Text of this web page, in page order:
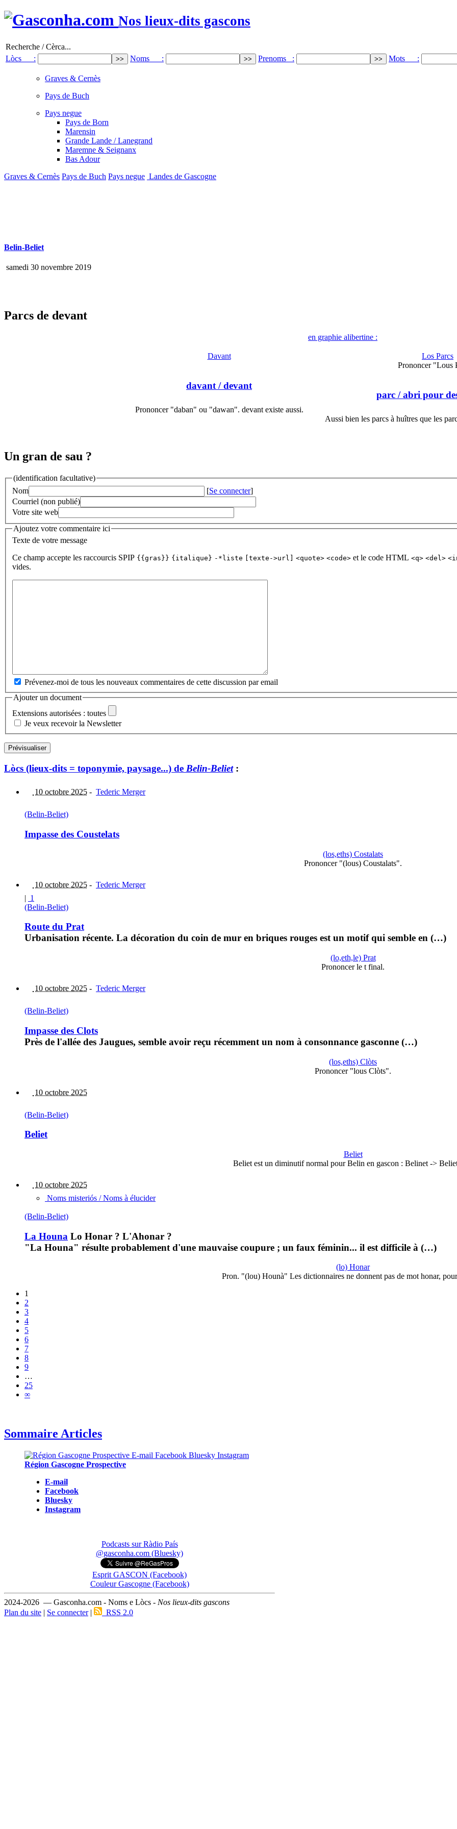
Nos lieux-dits gascons
Recherche / Cèrca...
Lòcs :
Noms : Prenoms : Mots :
Graves & Cernès
Pays de Buch
Pays negue
Pays de Born
Marensin
Grande Lande / Lanegrand
Maremne & Seignanx
Bas Adour
Graves & Cernès Pays de Buch Pays negue Landes de Gascogne
Belin-Beliet
samedi 30 novembre 2019
Parcs de devant
en graphie alibertine :
Davant
davant / devant
Prononcer "daban" ou "dawan". devant existe aussi.
Los Parcs
Prononcer "Lous
parc / abri pour
Aussi bien les parcs à huîtres que les
Un gran de sau ?
(identification facultative)
Nom
[Se connecter]
Courriel (non publié)
Votre site web
Ajoutez votre commentaire ici
Texte de votre message
Ce champ accepte les raccourcis SPIP {{gras}} {italique} -*liste [texte->url] <quote> <code> et le code HTML <q> <del>
vides.
Prévenez-moi de tous les nouveaux commentaires de cette discussion par email
Ajouter un document
Extensions autorisées : toutes
Je veux recevoir la Newsletter
Lòcs (lieux-dits = toponymie, paysage...) de Belin-Beliet:
10 octobre 2025 - Tederic Merger
(Belin-Beliet)
Impasse des Coustelats
(los,eths) Costalats
Prononcer "(lous) Coustalats".
10 octobre 2025 - Tederic Merger
| 1
(Belin-Beliet)
Route du Prat
Urbanisation récente. La décoration du coin de mur en briques rouges est un motif qui semble en (…)
(lo,eth,le) Prat
Prononcer le t final.
10 octobre 2025 - Tederic Merger
(Belin-Beliet)
Impasse des Clots
Près de l'allée des Jaugues, semble avoir reçu récemment un nom à consonnance gasconne (…)
(los,eths) Clòts
Prononcer "lous Clòts".
10 octobre 2025
(Belin-Beliet)
Beliet
Beliet
Beliet est un diminutif normal pour Belin en gascon : Belinet ->
10 octobre 2025
Noms misteriós / Noms à élucider
(Belin-Beliet)
La Houna Lo Honar ? L'Ahonar ?
"La Houna" résulte probablement d'une mauvaise coupure ; un faux féminin... il est difficile à (…)
(lo) Honar
Pron. "(lou) Hounà" Les dictionnaires ne donnent pas de mot honar,
1
2
3
4
5
6
7
8
9
…
25
∞
Sommaire Articles
Région Gascogne Prospective
E-mail
Facebook
Bluesky
Instagram
Podcasts sur Ràdio País
@gasconha.com (Bluesky)
Esprit GASCON (Facebook)
Couleur Gascogne (Facebook)
2024-2026 — Gasconha.com - Noms e Lòcs - Nos lieux-dits gascons
Plan du site | Se connecter| RSS 2.0